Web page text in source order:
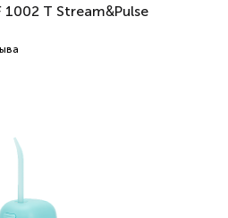
1002 T Stream&Pulse